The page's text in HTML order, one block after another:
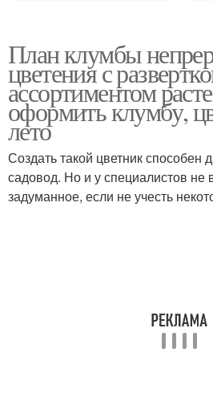
Цвета на клумбе
План клумбы
цветения с
ассортиментом
оформить клумбу,
лето
Создать такой цветник
садовод. Но и у специалистов не
задуманное, если не учесть